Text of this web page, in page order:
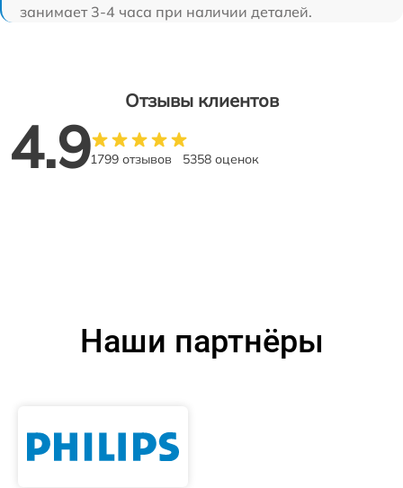
занимает 3-4 часа при наличии деталей.
Отзывы клиентов
4.91799 отзывов 5358 оценок
Наши партнёры